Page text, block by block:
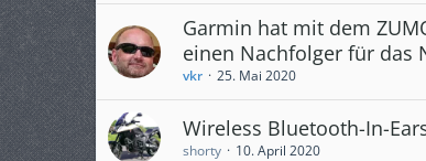
Garmin hat mit dem
einen Nachfolger für das
vkr 25. Mai 2020
Wireless Bluetooth-In-
shorty 10. April 2020